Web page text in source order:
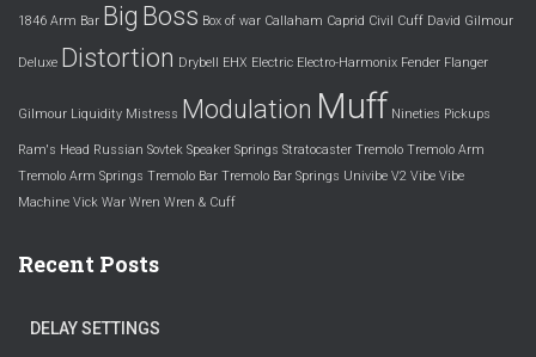
1846 Arm Bar Big Boss Box of war Callaham Caprid Civil Cuff David Gilmour
Deluxe Distortion Drybell EHX Electric Electro-Harmonix Fender Flanger
Gilmour Liquidity Mistress Modulation Muff Nineties Pickups
Ram's Head Russian Sovtek Speaker Springs Stratocaster Tremolo Tremolo Arm
Tremolo Arm Springs Tremolo Bar Tremolo Bar Springs Univibe V2 Vibe Vibe
Machine Vick War Wren Wren & Cuff
Recent Posts
DELAY SETTINGS